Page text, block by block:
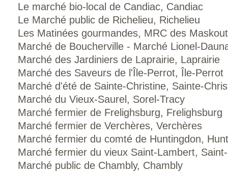
Le marché bio-local de Candiac, Candiac
Le Marché public de Richelieu, Richelieu
Les Matinées gourmandes, MRC des
Marché de Boucherville - Marché Lionel-
Marché des Jardiniers de Laprairie, Laprairie
Marché des Saveurs de l'Île-Perrot, Île-Perrot
Marché d'été de Sainte-Christine, Sainte-
Marché du Vieux-Saurel, Sorel-Tracy
Marché fermier de Frelighsburg, Frelighsburg
Marché fermier de Verchères, Verchères
Marché fermier du comté de Huntingdon,
Marché fermier du vieux Saint-Lambert,
Marché public de Chambly, Chambly